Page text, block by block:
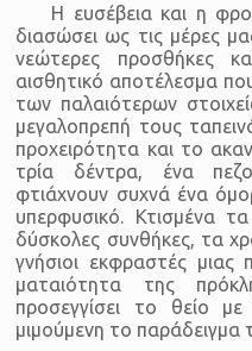
Η ευσέβεια και η
διασώσει ως τις μέρες
νεώτερες προσθήκες
αισθητικό αποτέλεσμα
των παλαιότερων
μεγαλοπρεπή τους
προχειρότητα και το
τρία δέντρα, ένα
φτιάχνουν συχνά ένα
υπερφυσικό. Κτισμένα
δύσκολες συνθήκες, τα
γνήσιοι εκφραστές
ματαιότητα της
προσεγγίσει το θείο
μιμούμενη το